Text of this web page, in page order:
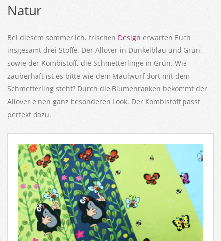
Natur
Bei diesem sommerlich, frischen Design erwarten Euch
insgesamt drei Stoffe. Der Allover in Dunkelblau und Grün,
sowie der Kombistoff, die Schmetterlinge in Grün. Wie
zauberhaft ist es bitte wie dem Maulwurf dort mit dem
Schmetterling steht? Durch die Blumenranken bekommt der
Allover einen ganz besonderen Look. Der Kombistoff passt
perfekt dazu.